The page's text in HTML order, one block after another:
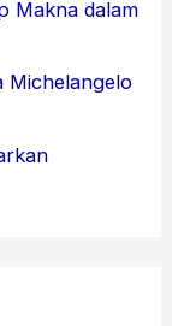
Makna dalam
Michelangelo